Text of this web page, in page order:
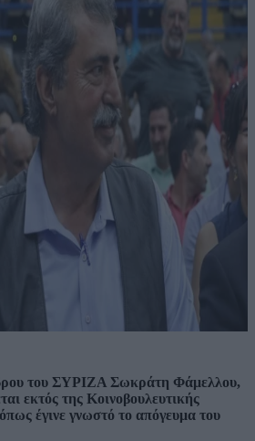
του ΣΥΡΙΖΑ Σωκράτη Φάμελλου,
εκτός της Κοινοβουλευτικής
έγινε γνωστό το απόγευμα του